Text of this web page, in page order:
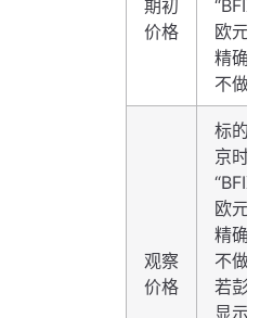
期初
价格
欧元兑
精确到
不做四
观察
价格
标的资
京时间
欧元兑
精确到
不做四
若彭博
显示欧